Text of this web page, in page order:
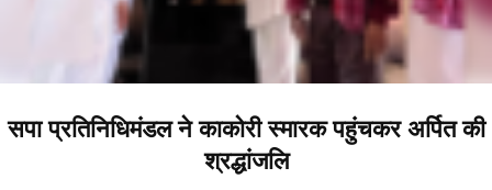
सपा प्रतिनिधिमंडल ने काकोरी स्मारक पहुंचकर अर्पित की
श्रद्धांजलि